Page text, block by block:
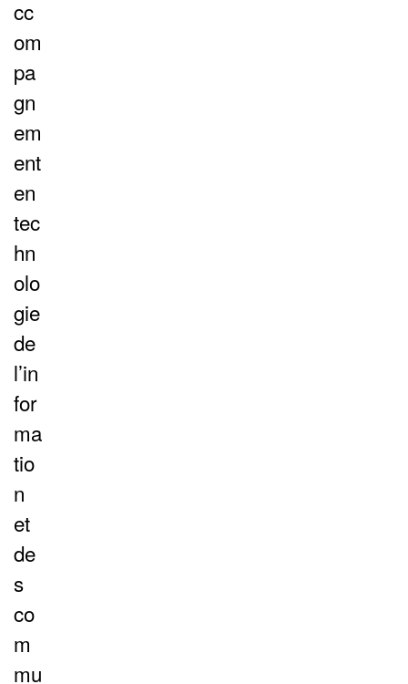
cc
om
pa
gn
em
ent
en
tec
hn
olo
gie
de
l’in
for
ma
tio
n
et
de
s
co
m
mu